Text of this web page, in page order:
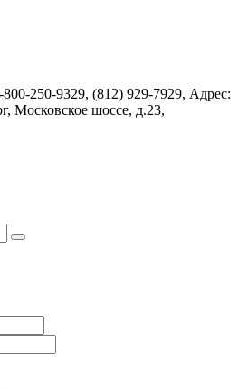
800-250-9329, (812) 929-7929, Адрес:
Московское шоссе, д.23,